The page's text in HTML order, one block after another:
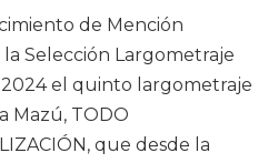
de Mención
Selección Largometraje
el quinto largometraje
Mazú, TODO
que desde la